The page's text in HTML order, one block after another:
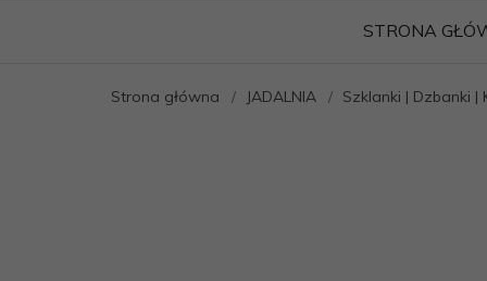
STRONA
Strona główna JADALNIA Szklanki | Dzbanki |